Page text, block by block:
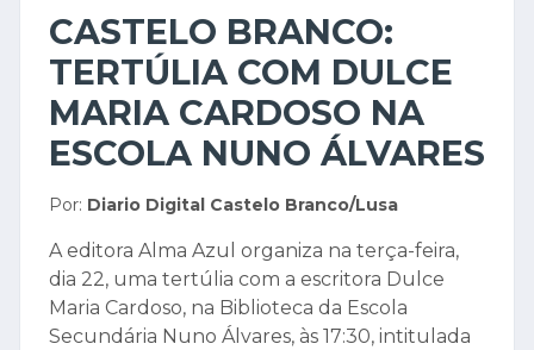
CASTELO BRANCO:
TERTÚLIA COM DULCE
MARIA CARDOSO NA
ESCOLA NUNO ÁLVARES
Por: Diario Digital Castelo Branco/Lusa
A editora Alma Azul organiza na terça-feira,
dia 22, uma tertúlia com a escritora Dulce
Maria Cardoso, na Biblioteca da Escola
Secundária Nuno Álvares, às 17:30, intitulada